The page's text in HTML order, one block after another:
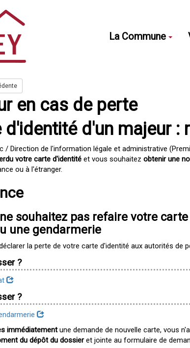
La Commune
en cas de perte
d'identité d'un majeur
/ Direction de l'information légale et administrative
votre carte d'identité et vous souhaitezobtenir une
ou à l'étranger.
souhaitez pas refaire votre
une gendarmerie
la perte de votre carte d'identité aux autorités de
?
?
immédiatementune demande de nouvelle carte, vous
du dépôt du dossieret jointe au formulaire de